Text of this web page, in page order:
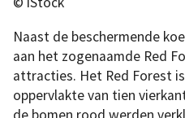
Naast de beschermende
aan het zogenaamde Red
attracties. Het Red Forest
oppervlakte van tien